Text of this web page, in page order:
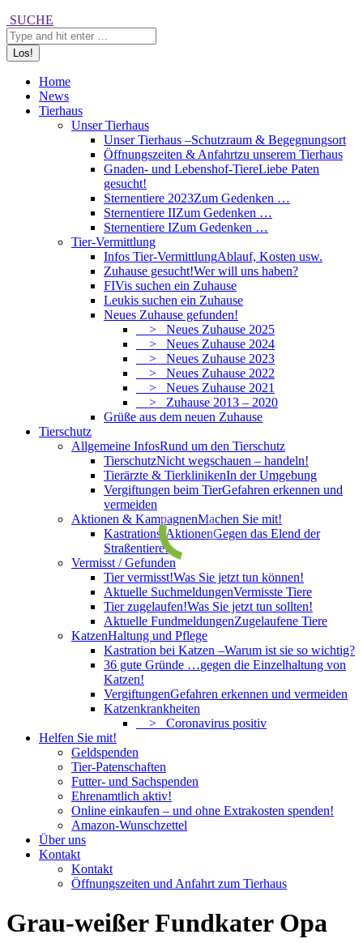
Search:
SUCHE
Home
News
Tierhaus
Unser Tierhaus
Unser Tierhaus –Schutzraum & Begegnungsort
Öffnungszeiten & Anfahrtzu unserem Tierhaus
Gnaden- und Lebenshof-TiereLiebe Paten
gesucht!
Sternentiere 2023Zum Gedenken …
Sternentiere IIZum Gedenken …
Sternentiere IZum Gedenken …
Tier-Vermittlung
Infos Tier-VermittlungAblauf, Kosten usw.
Zuhause gesucht!Wer will uns haben?
FIVis suchen ein Zuhause
Leukis suchen ein Zuhause
Neues Zuhause gefunden!
> Neues Zuhause 2025
> Neues Zuhause 2024
> Neues Zuhause 2023
> Neues Zuhause 2022
> Neues Zuhause 2021
> Zuhause 2013 – 2020
Grüße aus dem neuen Zuhause
Tierschutz
Allgemeine InfosRund um den Tierschutz
TierschutzNicht wegschauen – handeln!
Tierärzte & TierklinikenIn der Umgebung
Vergiftungen beim TierGefahren erkennen und
vermeiden
Aktionen & KampagnenMachen Sie mit!
Kastrations-AktionenGegen das Elend der
Straßentiere!
Vermisst / Gefunden
Tier vermisst!Was Sie jetzt tun können!
Aktuelle SuchmeldungenVermisste Tiere
Tier zugelaufen!Was Sie jetzt tun sollten!
Aktuelle FundmeldungenZugelaufene Tiere
KatzenHaltung und Pflege
Kastration bei Katzen –Warum ist sie so wichtig?
36 gute Gründe …gegen die Einzelhaltung von
Katzen!
VergiftungenGefahren erkennen und vermeiden
Katzenkrankheiten
> Coronavirus positiv
Helfen Sie mit!
Geldspenden
Tier-Patenschaften
Futter- und Sachspenden
Ehrenamtlich aktiv!
Online einkaufen – und ohne Extrakosten spenden!
Amazon-Wunschzettel
Über uns
Kontakt
Kontakt
Öffnungszeiten und Anfahrt zum Tierhaus
Grau-weißer Fundkater Opa